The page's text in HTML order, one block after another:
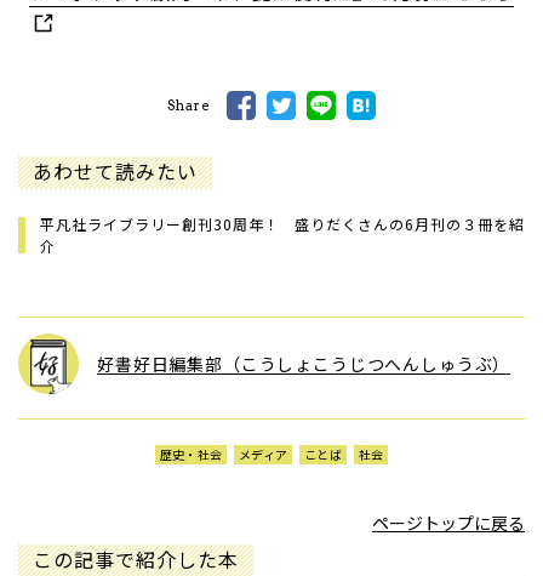
Share
あわせて読みたい
平凡社ライブラリー創刊30周年！ 盛りだくさんの6月刊の３冊を紹
介
好書好日編集部（こうしょこうじつへんしゅうぶ）
歴史・社会 メディア ことば 社会
ページトップに戻る
この記事で紹介した本